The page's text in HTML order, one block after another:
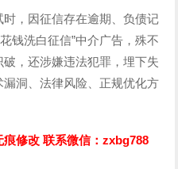
，因征信存在逾期、负债记
钱洗白征信”中介广告，殊不
，还涉嫌违法犯罪，埋下失
洞、法律风险、正规优化方
修改 联系微信：zxbg788